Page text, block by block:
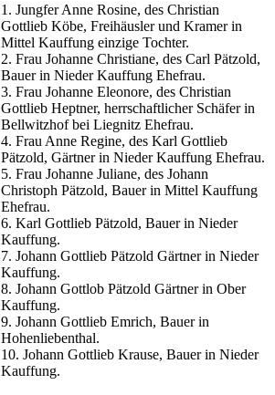
1. Jungfer Anne Rosine, des Christian
Gottlieb Köbe, Freihäusler und Kramer in
Mittel Kauffung einzige Tochter.
2. Frau Johanne Christiane, des Carl Pätzold,
Bauer in Nieder Kauffung Ehefrau.
3. Frau Johanne Eleonore, des Christian
Gottlieb Heptner, herrschaftlicher Schäfer in
Bellwitzhof bei Liegnitz Ehefrau.
4. Frau Anne Regine, des Karl Gottlieb
Pätzold, Gärtner in Nieder Kauffung Ehefrau.
5. Frau Johanne Juliane, des Johann
Christoph Pätzold, Bauer in Mittel Kauffung
Ehefrau.
6. Karl Gottlieb Pätzold, Bauer in Nieder
Kauffung.
7. Johann Gottlieb Pätzold Gärtner in Nieder
Kauffung.
8. Johann Gottlob Pätzold Gärtner in Ober
Kauffung.
9. Johann Gottlieb Emrich, Bauer in
Hohenliebenthal.
10. Johann Gottlieb Krause, Bauer in Nieder
Kauffung.